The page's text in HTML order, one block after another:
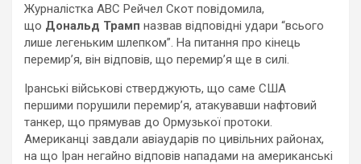
Журналістка ABC Рейчел Скот повідомила,
що Дональд Трамп назвав відповідні удари “всього
лише легеньким шлепком”. На питання про кінець
перемир’я, він відповів, що перемир’я ще в силі.
Іранські військові стверджують, що саме США
першими порушили перемир’я, атакувавши нафтовий
танкер, що прямував до Ормузької протоки.
Американці завдали авіаударів по цивільних районах,
на що Іран негайно відповів нападами на американські